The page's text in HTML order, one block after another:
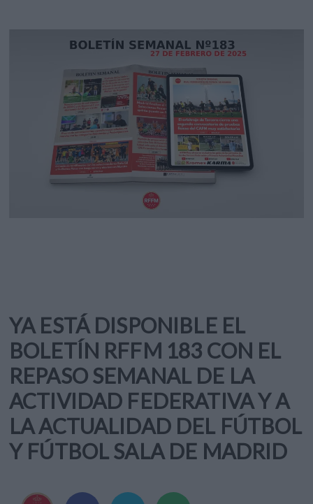
YA ESTÁ DISPONIBLE EL
BOLETÍN RFFM 183 CON EL
REPASO SEMANAL DE LA
ACTIVIDAD FEDERATIVA Y A
LA ACTUALIDAD DEL FÚTBOL
Y FÚTBOL SALA DE MADRID